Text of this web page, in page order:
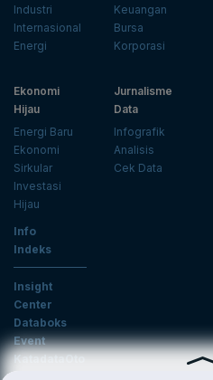
Industri
Internasional
Energi
Keuangan
Bursa
Korporasi
Ekonomi
Hijau
Energi Baru
Ekonomi
Sirkular
Investasi
Hijau
Jurnalisme
Data
Infografik
Analisis
Cek Data
Info
Indeks
Insight
Center
Databoks
Event
KatadataOto